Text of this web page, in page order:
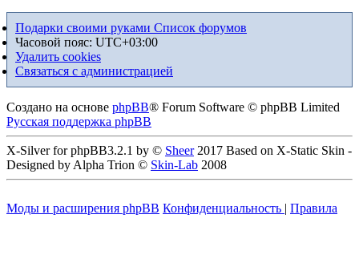
Подарки своими руками Список форумов
Часовой пояс: UTC+03:00
Удалить cookies
Связаться с администрацией
Создано на основе phpBB® Forum Software © phpBB Limited
Русская поддержка phpBB
X-Silver for phpBB3.2.1 by © Sheer2017 Based on X-Static Skin -
Designed by Alpha Trion © Skin-Lab 2008
Моды и расширения phpBB Конфиденциальность | Правила